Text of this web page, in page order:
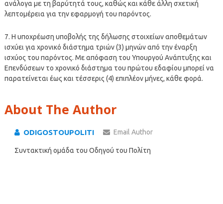
ανάλογα με τη βαρύτητά τους, καθώς και κάθε άλλη σχετική
λεπτομέρεια για την εφαρμογή του παρόντος.
7. Η υποχρέωση υποβολής της δήλωσης στοιχείων αποθεμάτων
ισχύει για χρονικό διάστημα τριών (3) μηνών από την έναρξη
ισχύος του παρόντος. Με απόφαση του Υπουργού Ανάπτυξης και
Επενδύσεων το χρονικό διάστημα του πρώτου εδαφίου μπορεί να
παρατείνεται έως και τέσσερις (4) επιπλέον μήνες, κάθε φορά.
About The Author
ODIGOSTOUPOLITI Email Author
Συντακτική ομάδα του Οδηγού του Πολίτη